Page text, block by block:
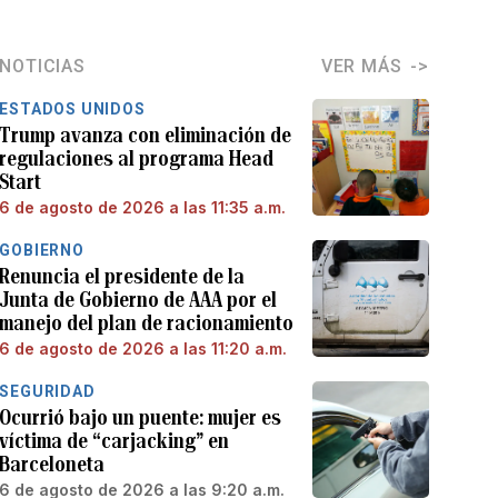
NOTICIAS VER MÁS
ESTADOS UNIDOS
Trump avanza con eliminación de
regulaciones al programa Head
Start
6 de agosto de 2026 a las 11:35 a.m.
GOBIERNO
Renuncia el presidente de la
Junta de Gobierno de AAA por el
manejo del plan de racionamiento
6 de agosto de 2026 a las 11:20 a.m.
SEGURIDAD
Ocurrió bajo un puente: mujer es
víctima de “carjacking” en
Barceloneta
6 de agosto de 2026 a las 9:20 a.m.